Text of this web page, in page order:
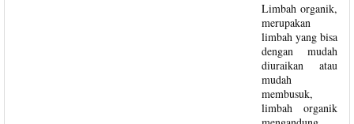
Limbah organik,
merupakan
limbah yang bisa
dengan mudah
diuraikan atau
mudah
membusuk,
limbah organik